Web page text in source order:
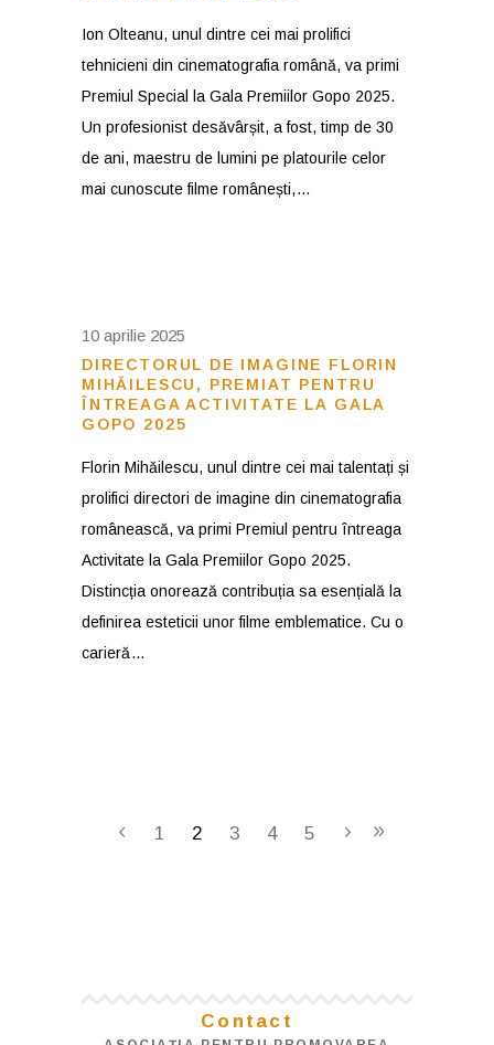
Ion Olteanu, unul dintre cei mai prolifici
tehnicieni din cinematografia română, va primi
Premiul Special la Gala Premiilor Gopo 2025.
Un profesionist desăvârșit, a fost, timp de 30
de ani, maestru de lumini pe platourile celor
mai cunoscute filme românești,
10 aprilie 2025
DIRECTORUL DE IMAGINE FLORIN
MIHĂILESCU, PREMIAT PENTRU
ÎNTREAGA ACTIVITATE LA GALA
GOPO 2025
Florin Mihăilescu, unul dintre cei mai talentați și
prolifici directori de imagine din cinematografia
românească, va primi Premiul pentru întreaga
Activitate la Gala Premiilor Gopo 2025.
Distincția onorează contribuția sa esențială la
definirea esteticii unor filme emblematice. Cu o
carieră
1 2 3 4 5
Contact